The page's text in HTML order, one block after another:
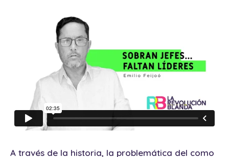
A través de la historia, la problemática del como